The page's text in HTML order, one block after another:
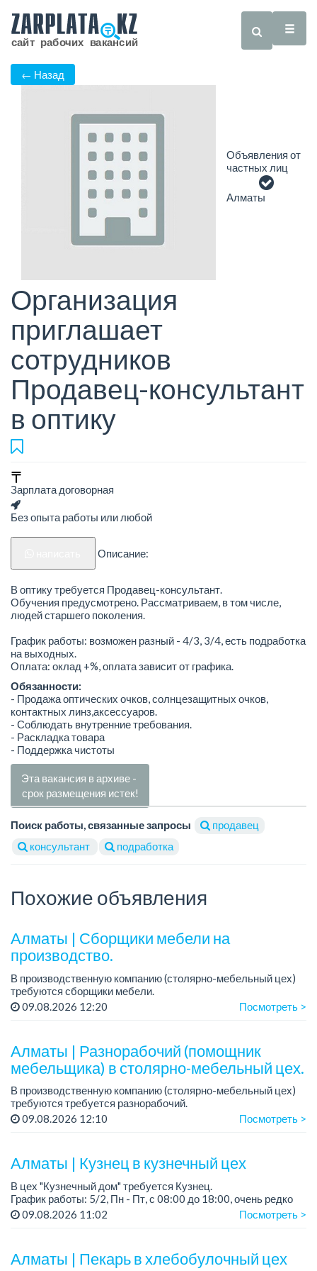
← Назад
Объявления от
частных лиц
Алматы
Организация
приглашает
сотрудников
Продавец-консультант
в оптику
Зарплата договорная
Без опыта работы или любой
Описание:
В оптику требуется Продавец-консультант.
Обучения предусмотрено. Рассматриваем, в том числе,
людей старшего поколения.
График работы: возможен разный - 4/3, 3/4, есть подработка
на выходных.
Оплата: оклад +%, оплата зависит от графика.
Обязанности:
- Продажа оптических очков, солнцезащитных очков,
контактных линз,аксессуаров.
- Соблюдать внутренние требования.
- Раскладка товара
- Поддержка чистоты
Эта вакансия в архиве -
срок размещения истек!
Поиск работы, связанные запросы
продавец
консультант
подработка
Похожие объявления
Алматы | Сборщики мебели на
производство.
В производственную компанию (столярно-мебельный цех)
требуются сборщики мебели.
График работы: 5/2, с 08.00 до 18.00.
09.08.2026 12:20 Посмотреть >
Алматы | Разнорабочий (помощник
мебельщика) в столярно-мебельный цех.
В производственную компанию (столярно-мебельный цех)
требуются требуется разнорабочий.
График работы: 5/2.
09.08.2026 12:10 Посмотреть >
Алматы | Кузнец в кузнечный цех
В цех "Кузнечный дом" требуется Кузнец.
График работы: 5/2, Пн - Пт, с 08:00 до 18:00, очень редко
суббота.
- о...
09.08.2026 11:02 Посмотреть >
Алматы | Пекарь в хлебобулочный цех